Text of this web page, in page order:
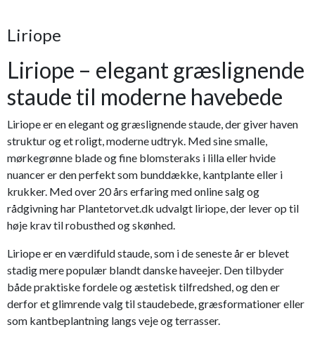
Liriope
Liriope – elegant græslignende
staude til moderne havebede
Liriope er en elegant og græslignende staude, der giver haven
struktur og et roligt, moderne udtryk. Med sine smalle,
mørkegrønne blade og fine blomsteraks i lilla eller hvide
nuancer er den perfekt som bunddække, kantplante eller i
krukker. Med over 20 års erfaring med online salg og
rådgivning har Plantetorvet.dk udvalgt liriope, der lever op til
høje krav til robusthed og skønhed.
Liriope er en værdifuld staude, som i de seneste år er blevet
stadig mere populær blandt danske haveejer. Den tilbyder
både praktiske fordele og æstetisk tilfredshed, og den er
derfor et glimrende valg til staudebede, græsformationer eller
som kantbeplantning langs veje og terrasser.